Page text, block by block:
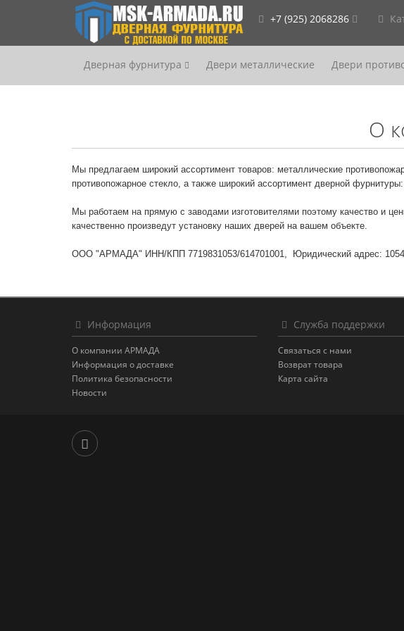
+7 (925) 2068286
Дверная фурнитура Двери металлические Двери
О
Мы предлагаем широкий ассортимент товаров: металлические
противопожарное стекло, а также широкий ассортимент дверной
Мы работаем на прямую с заводами изготовителями поэтому качество и
качественно произведут установку наших дверей на вашем объекте.
ООО "АРМАДА" ИНН/КПП 7719831053/614701001, Юридический адрес:
Информация
О компании АРМАДА
Информация о доставке
Политика безопасности
Новости
Служба поддержки
Связаться с нами
Возврат товара
Карта сайта